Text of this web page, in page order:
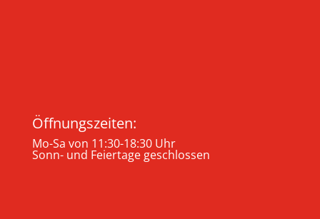
Öffnungszeiten:
Mo-Sa von 11:30-18:30 Uhr
Sonn- und Feiertage geschlossen